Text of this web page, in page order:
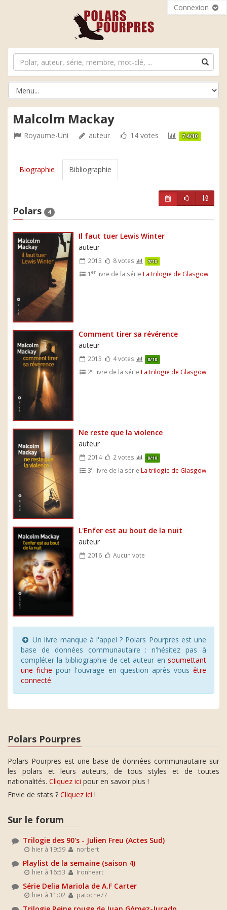
Connexion
Malcolm Mackay
Royaume-Uni auteur 14 votes 7.4/10
Biographie Bibliographie
Polars 4
Il faut tuer Lewis Winter
auteur
2013 8 votes 7/10
1er livre de la série La trilogie de Glasgow
Comment tirer sa révérence
auteur
2013 4 votes 8/10
2e livre de la série La trilogie de Glasgow
Ne reste que la violence
auteur
2014 2 votes 8/10
3e livre de la série La trilogie de Glasgow
L'Enfer est au bout de la nuit
auteur
2016 Aucun vote
Un livre manque à l'appel ? Polars Pourpres est une
base de données communautaire : n'hésitez pas à
compléter la bibliographie de cet auteur en soumettant
une fiche pour l'ouvrage en question après vous être
connecté.
Polars Pourpres
Polars Pourpres est une base de données communautaire sur
les polars et leurs auteurs, de tous styles et de toutes
nationalités. Cliquez ici pour en savoir plus !
Envie de stats ? Cliquez ici !
Sur le forum
Trilogie des 90's - Julien Freu (Actes Sud)
hier à 19:59 norbert
Playlist de la semaine (saison 4)
hier à 16:53 Ironheart
Série Delia Mariola de A.F Carter
hier à 11:02 patoche77